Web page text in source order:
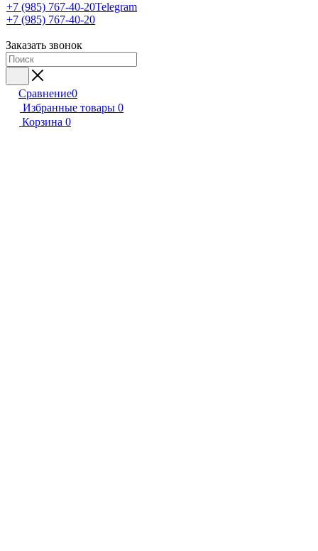
+7 (985) 767-40-20Telegram
+7 (985) 767-40-20
Заказать звонок
Сравнение0
Избранные товары 0
Корзина 0